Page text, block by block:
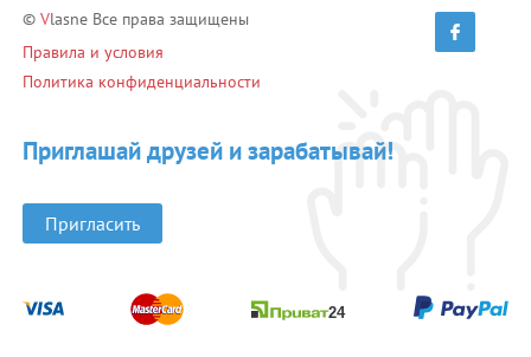
© Vlasne Все права защищены
Правила и условия
Политика конфиденциальности
Приглашай друзей и зарабатывай!
Пригласить